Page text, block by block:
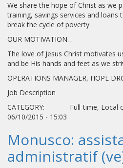
We share the hope of Christ as we
training, savings services and loans
break the cycle of poverty.
OUR MOTIVATION…
The love of Jesus Christ motivates
and be His hands and feet as we
OPERATIONS MANAGER, HOPE
Job Description
CATEGORY: Full-time, Local or
06/10/2015 - 15:03
Monusco:
administratif